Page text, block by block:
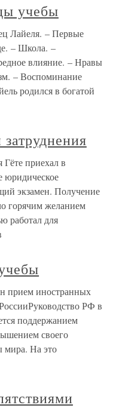
учебы
Лайеля. – Первые
– Школа. –
влияние. – Нравы
– Воспоминание
родился в богатой
приехал в
юридическое
экзамен. Получение
горячим желанием
работал для
прием иностранных
РФ в
поддержанием
своего
мира. На это